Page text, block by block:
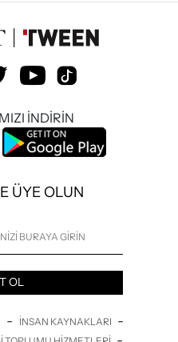
İNDİRİN
ÜYE OLUN
OL
- İNSAN KAYNAKLARI -